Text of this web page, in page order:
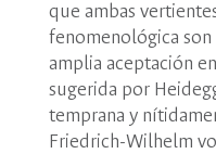
que ambas
fenomenológica
amplia aceptación
sugerida por
temprana y
Friedrich-Wilhelm